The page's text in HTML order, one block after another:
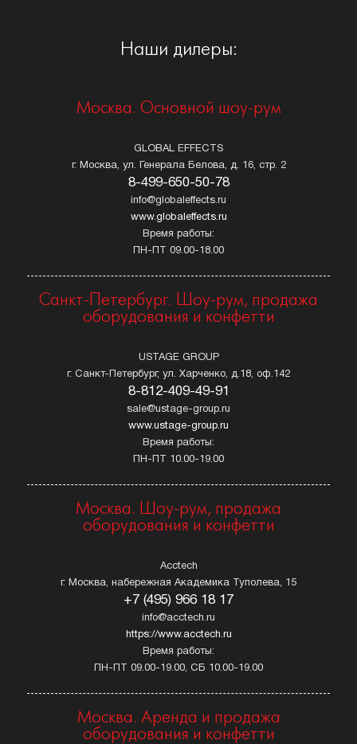
Наши дилеры:
Москва. Основной шоу-рум
GLOBAL EFFECTS
г. Москва, ул. Генерала Белова, д. 16, стр. 2
8-499-650-50-78
info@globaleffects.ru
www.globaleffects.ru
Время работы:
ПН-ПТ 09.00-18.00
Санкт-Петербург. Шоу-рум, продажа
оборудования и конфетти
USTAGE GROUP
г. Санкт-Петербург, ул. Харченко, д.18, оф.142
8-812-409-49-91
sale@ustage-group.ru
www.ustage-group.ru
Время работы:
ПН-ПТ 10.00-19.00
Москва. Шоу-рум, продажа
оборудования и конфетти
Acctech
г. Москва, набережная Академика Туполева, 15
+7 (495) 966 18 17
info@acctech.ru
https://www.acctech.ru
Время работы:
ПН-ПТ 09.00-19.00, СБ 10.00-19.00
Москва. Аренда и продажа
оборудования и конфетти